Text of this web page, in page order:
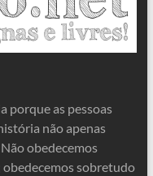
porque as pessoas
não apenas
obedecemos
sobretudo